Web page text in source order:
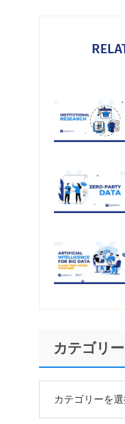
カテゴリ
ゴ